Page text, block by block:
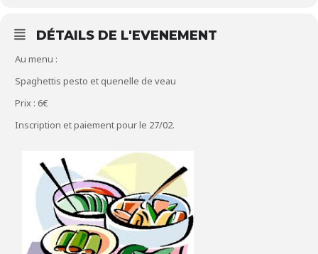
DÉTAILS DE L'EVENEMENT
Au menu :
Spaghettis pesto et quenelle de veau
Prix : 6€
Inscription et paiement pour le 27/02.